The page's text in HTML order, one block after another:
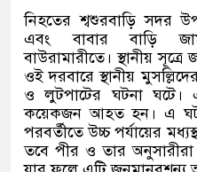
নিহতের শ্বশুরবাড়ি সদর
এবং বাবার বাড়ি
বাউরামারীতে। স্থানীয়
ওই দরবারে স্থানীয়
ও লুটপাটের ঘটনা ঘটে।
কয়েকজন আহত হন। এ
পরবর্তীতে উচ্চ পর্যায়ের
তবে পীর ও তার